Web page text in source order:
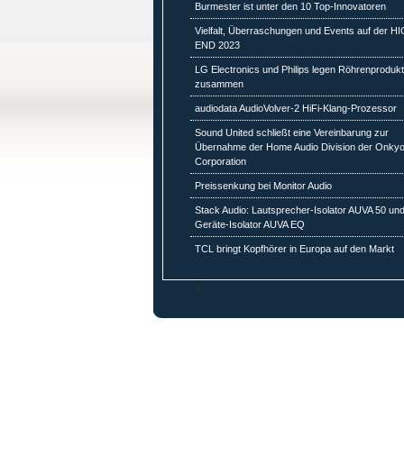
Burmester ist unter den 10 Top-Innovatoren
Vielfalt, Überraschungen und Events auf der
END 2023
LG Electronics und Philips legen
zusammen
audiodata AudioVolver-2 HiFi-Klang-Prozessor
Sound United schließt eine Vereinbarung zur
Übernahme der Home Audio Division der
Corporation
Preissenkung bei Monitor Audio
Stack Audio: Lautsprecher-Isolator AUVA 50
Geräte-Isolator AUVA EQ
TCL bringt Kopfhörer in Europa auf den Markt